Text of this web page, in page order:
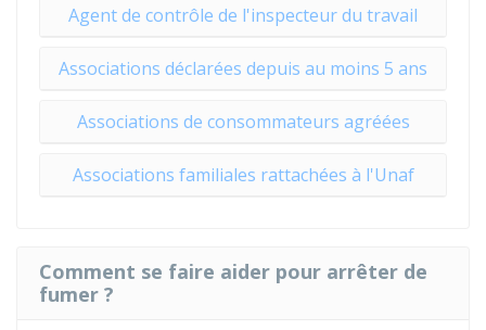
Agent de contrôle de l'inspecteur du travail
Associations déclarées depuis au moins 5 ans
Associations de consommateurs agréées
Associations familiales rattachées à l'Unaf
Comment se faire aider pour arrêter de
fumer ?